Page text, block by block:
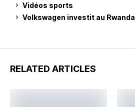
Vidéos sports
Volkswagen investit au Rwanda
RELATED ARTICLES